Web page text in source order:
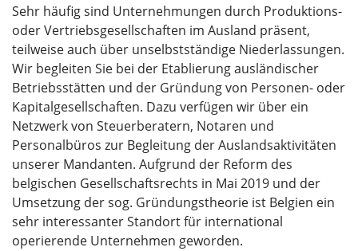
Sehr häufig sind Unternehmungen durch Produktions-
oder Vertriebsgesellschaften im Ausland präsent,
teilweise auch über unselbstständige Niederlassungen.
Wir begleiten Sie bei der Etablierung ausländischer
Betriebsstätten und der Gründung von Personen- oder
Kapitalgesellschaften. Dazu verfügen wir über ein
Netzwerk von Steuerberatern, Notaren und
Personalbüros zur Begleitung der Auslandsaktivitäten
unserer Mandanten. Aufgrund der Reform des
belgischen Gesellschaftsrechts in Mai 2019 und der
Umsetzung der sog. Gründungstheorie ist Belgien ein
sehr interessanter Standort für international
operierende Unternehmen geworden.